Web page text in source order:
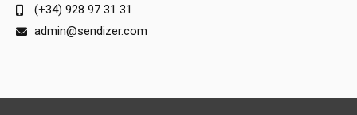
(+34) 928 97 31 31
admin@sendizer.com